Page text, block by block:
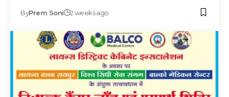
ByPrem Soni 2 weeks ago